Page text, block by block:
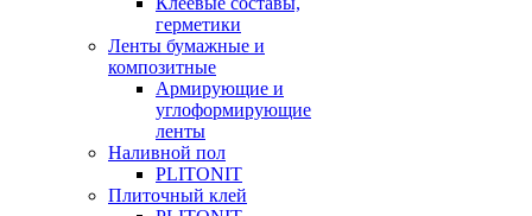
герметики
Ленты бумажные и
композитные
Армирующие и
углоформирующие
ленты
Наливной пол
PLITONIT
Плиточный клей